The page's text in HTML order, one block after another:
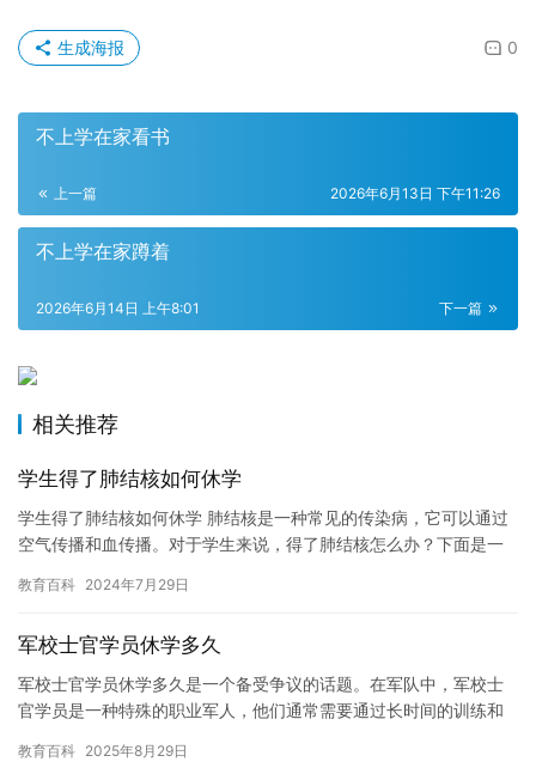
0
生成海报
不上学在家看书
上一篇 2026年6月13日 下午11:26
不上学在家蹲着
下一篇
2026年6月14日 上午8:01
相关推荐
学生得了肺结核如何休学
学生得了肺结核如何休学 肺结核是一种常见的传染病，它可以通过
空气传播和血传播。对于学生来说，得了肺结核怎么办？下面是一
学…
教育百科 2024年7月29日
军校士官学员休学多久
军校士官学员休学多久是一个备受争议的话题。在军队中，军校士
官学员是一种特殊的职业军人，他们通常需要通过长时间的训练和
许多学…
教育百科 2025年8月29日